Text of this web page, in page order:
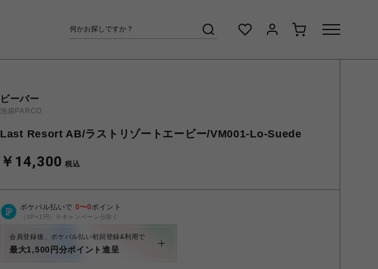
ビーバー
池袋PARCO
Last Resort AB/ラストリゾートエービー/VM001-Lo-Suede
￥14,300 税込
ポケパル払いで 0〜0ポイント
（1P=1円）※キャンペーン分除く
会員登録後、ポケパル払い初回登録&利用で
最大1,500円分ポイント進呈